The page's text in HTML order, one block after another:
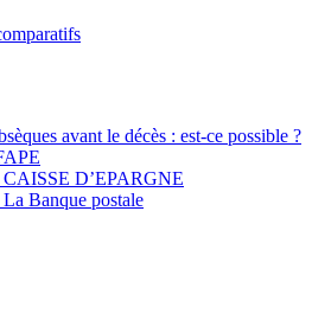
avant le décès : est-ce possible ?
CAISSE D’EPARGNE
Banque postale